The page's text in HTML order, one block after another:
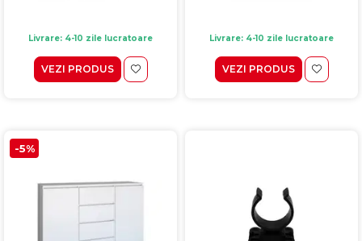
Livrare: 4-10 zile lucratoare
VEZI PRODUS
Livrare: 4-10 zile lucratoare
VEZI PRODUS
-5%